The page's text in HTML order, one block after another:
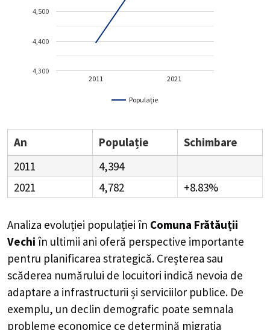
Populație
2011 2021
4,300
4,400
4,500
An Populație
Schimbare
2011
4,394
2021
4,782 +8.83%
Analiza evoluției populației în Comuna Frătăuții
Vechi în ultimii ani oferă perspective importante
pentru planificarea strategică. Creșterea sau
scăderea numărului de locuitori indică nevoia de
adaptare a infrastructurii și serviciilor publice. De
exemplu, un declin demografic poate semnala
probleme economice ce determină migrația